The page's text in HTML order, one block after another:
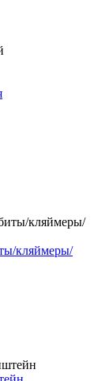
кляймеры/